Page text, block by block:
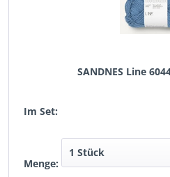
SANDNES Line
Im Set:
Menge: